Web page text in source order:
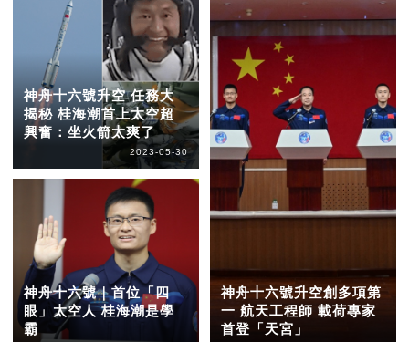
神舟十六號升空 任務大
揭秘 桂海潮首上太空超
興奮：坐火箭太爽了
2023-05-30
神舟十六號｜首位「四
眼」太空人 桂海潮是學
霸
神舟十六號升空創多項第
一 航天工程師 載荷專家
首登「天宮」